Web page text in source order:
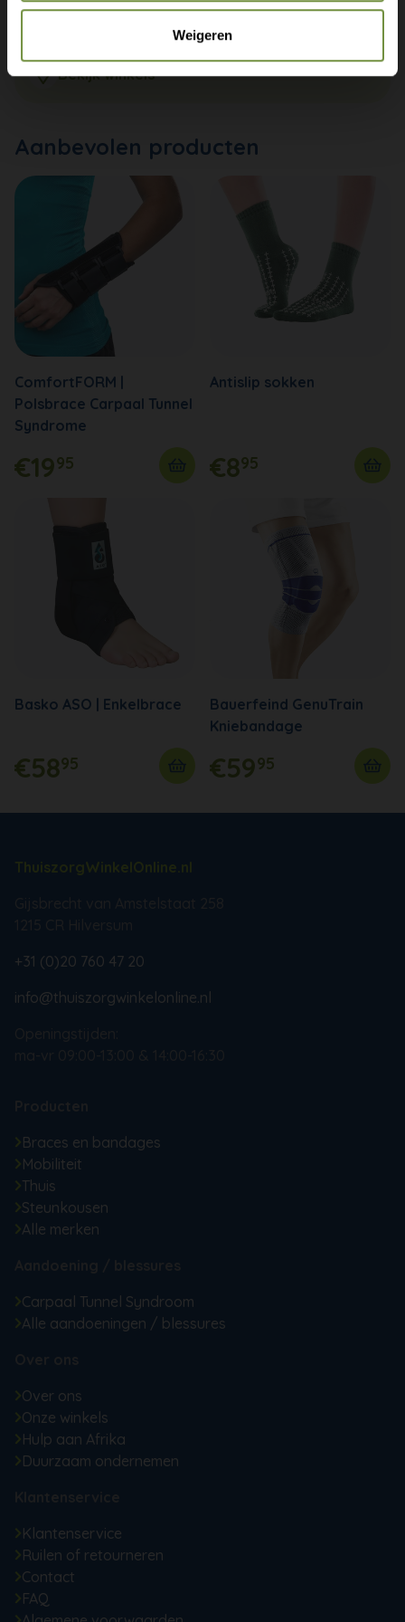
Weigeren
+31 (0)20 760 47 20
info@thuiszorgwinkelonline.nl
Bekijk winkels
Aanbevolen producten
ComfortFORM |
Polsbrace Carpaal Tunnel
Syndrome
€1995
Antislip sokken
€895
Basko ASO | Enkelbrace
€5895
Bauerfeind GenuTrain
Kniebandage
€5995
+31 (0)20 760 47 20
info@thuiszorgwinkelonline.nl
Braces en bandages
Mobiliteit
Thuis
Steunkousen
Alle merken
Carpaal Tunnel Syndroom
Alle aandoeningen / blessures
Over ons
Onze winkels
Hulp aan Afrika
Duurzaam ondernemen
Klantenservice
Ruilen of retourneren
Contact
FAQ